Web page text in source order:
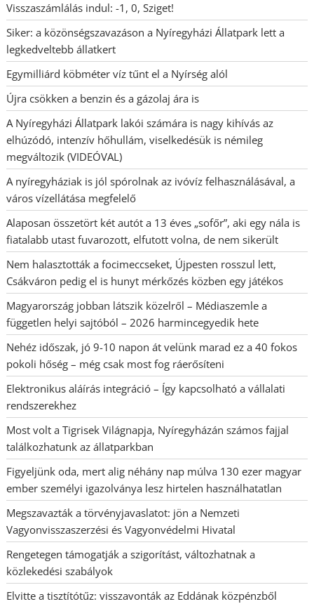
Visszaszámlálás indul: -1, 0, Sziget!
Siker: a közönségszavazáson a Nyíregyházi Állatpark lett a
legkedveltebb állatkert
Egymilliárd köbméter víz tűnt el a Nyírség alól
Újra csökken a benzin és a gázolaj ára is
A Nyíregyházi Állatpark lakói számára is nagy kihívás az
elhúzódó, intenzív hőhullám, viselkedésük is némileg
megváltozik (VIDEÓVAL)
A nyíregyháziak is jól spórolnak az ivóvíz felhasználásával, a
város vízellátása megfelelő
Alaposan összetört két autót a 13 éves „sofőr”, aki egy nála is
fiatalabb utast fuvarozott, elfutott volna, de nem sikerült
Nem halasztották a focimeccseket, Újpesten rosszul lett,
Csákváron pedig el is hunyt mérkőzés közben egy játékos
Magyarország jobban látszik közelről – Médiaszemle a
független helyi sajtóból – 2026 harmincegyedik hete
Nehéz időszak, jó 9-10 napon át velünk marad ez a 40 fokos
pokoli hőség – még csak most fog ráerősíteni
Elektronikus aláírás integráció – Így kapcsolható a vállalati
rendszerekhez
Most volt a Tigrisek Világnapja, Nyíregyházán számos fajjal
találkozhatunk az állatparkban
Figyeljünk oda, mert alig néhány nap múlva 130 ezer magyar
ember személyi igazolványa lesz hirtelen használhatatlan
Megszavazták a törvényjavaslatot: jön a Nemzeti
Vagyonvisszaszerzési és Vagyonvédelmi Hivatal
Rengetegen támogatják a szigorítást, változhatnak a
közlekedési szabályok
Elvitte a tisztítótűz: visszavonták az Eddának közpénzből